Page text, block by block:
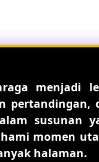
menjadi
pertandingan,
susunan
momen
halaman.